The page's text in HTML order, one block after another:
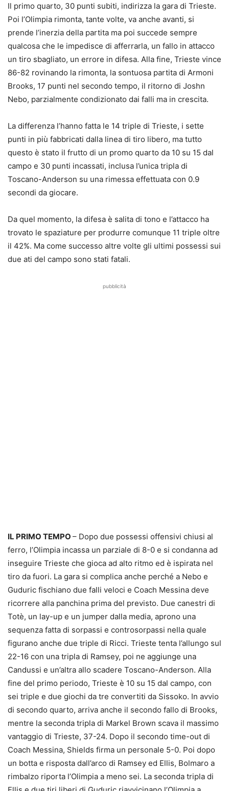
Il primo quarto, 30 punti subiti, indirizza la gara di Trieste.
Poi l’Olimpia rimonta, tante volte, va anche avanti, si
prende l’inerzia della partita ma poi succede sempre
qualcosa che le impedisce di afferrarla, un fallo in attacco
un tiro sbagliato, un errore in difesa. Alla fine, Trieste vince
86-82 rovinando la rimonta, la sontuosa partita di Armoni
Brooks, 17 punti nel secondo tempo, il ritorno di Joshn
Nebo, parzialmente condizionato dai falli ma in crescita.
La differenza l’hanno fatta le 14 triple di Trieste, i sette
punti in più fabbricati dalla linea di tiro libero, ma tutto
questo è stato il frutto di un promo quarto da 10 su 15 dal
campo e 30 punti incassati, inclusa l’unica tripla di
Toscano-Anderson su una rimessa effettuata con 0.9
secondi da giocare.
Da quel momento, la difesa è salita di tono e l’attacco ha
trovato le spaziature per produrre comunque 11 triple oltre
il 42%. Ma come successo altre volte gli ultimi possessi sui
due ati del campo sono stati fatali.
pubblicità
IL PRIMO TEMPO – Dopo due possessi offensivi chiusi al
ferro, l’Olimpia incassa un parziale di 8-0 e si condanna ad
inseguire Trieste che gioca ad alto ritmo ed è ispirata nel
tiro da fuori. La gara si complica anche perché a Nebo e
Guduric fischiano due falli veloci e Coach Messina deve
ricorrere alla panchina prima del previsto. Due canestri di
Totè, un lay-up e un jumper dalla media, aprono una
sequenza fatta di sorpassi e controsorpassi nella quale
figurano anche due triple di Ricci. Trieste tenta l’allungo sul
22-16 con una tripla di Ramsey, poi ne aggiunge una
Candussi e un’altra allo scadere Toscano-Anderson. Alla
fine del primo periodo, Trieste è 10 su 15 dal campo, con
sei triple e due giochi da tre convertiti da Sissoko. In avvio
di secondo quarto, arriva anche il secondo fallo di Brooks,
mentre la seconda tripla di Markel Brown scava il massimo
vantaggio di Trieste, 37-24. Dopo il secondo time-out di
Coach Messina, Shields firma un personale 5-0. Poi dopo
un botta e risposta dall’arco di Ramsey ed Ellis, Bolmaro a
rimbalzo riporta l’Olimpia a meno sei. La seconda tripla di